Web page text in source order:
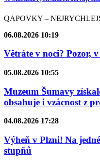
QAPOVKY –
06.08.2026 10:19
Větráte v noci? Pozor,
05.08.2026 10:55
Muzeum Šumavy
obsahuje i vzácnost z
04.08.2026 17:28
Výheň v Plzni! Na
stupňů